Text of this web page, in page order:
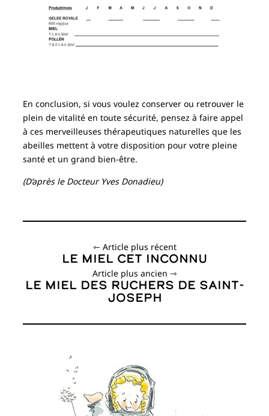
En conclusion, si vous voulez conserver ou retrouver le
plein de vitalité en toute sécurité, pensez à faire appel
à ces merveilleuses thérapeutiques naturelles que les
abeilles mettent à votre disposition pour votre pleine
santé et un grand bien-être.
(D’après le Docteur Yves Donadieu)
⇽ Article plus récent
Le miel cet inconnu
Article plus ancien ⇾
Le miel des ruchers de saint-
Joseph